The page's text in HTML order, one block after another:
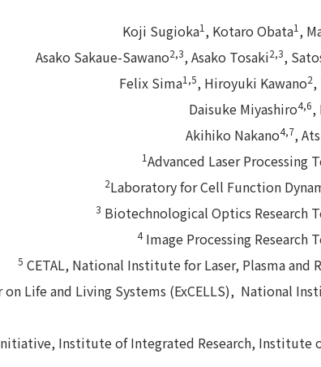
Koji Sugioka1 , Kotaro Obata1 ,
Asako Sakaue-Sawano2,3, Asako Tosaki2,3,
Felix Sima1,5, Hiroyuki Kawano2,
Daisuke Miyashiro4,6,
Akihiko Nakano4,7,
1Advanced Laser Processing
2Laboratory for Cell Function
3 Biotechnological Optics Research
4Image Processing Research
5 CETAL, National Institute for Laser, Plasma and
on Life and Living Systems (ExCELLS), National
Institute of Integrated Research, Institute